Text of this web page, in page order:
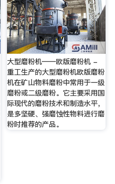
大型磨粉机——欧版磨粉机 -
重工生产的大型磨粉机欧版磨粉
机在矿山物料磨粉中常用于一级
磨粉或二级磨粉。它主要采用国
际现代的磨粉技术和制造水平，
是多坚硬、强磨蚀性物料进行磨
粉时推荐的产品。